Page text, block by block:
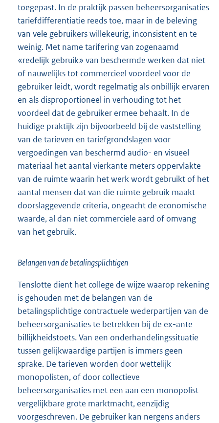
toegepast. In de praktijk passen beheersorganisaties
tariefdifferentiatie reeds toe, maar in de beleving
van vele gebruikers willekeurig, inconsistent en te
weinig. Met name tarifering van zogenaamd
«redelijk gebruik» van beschermde werken dat niet
of nauwelijks tot commercieel voordeel voor de
gebruiker leidt, wordt regelmatig als onbillijk ervaren
en als disproportioneel in verhouding tot het
voordeel dat de gebruiker ermee behaalt. In de
huidige praktijk zijn bijvoorbeeld bij de vaststelling
van de tarieven en tariefgrondslagen voor
vergoedingen van beschermd audio- en visueel
materiaal het aantal vierkante meters oppervlakte
van de ruimte waarin het werk wordt gebruikt of het
aantal mensen dat van die ruimte gebruik maakt
doorslaggevende criteria, ongeacht de economische
waarde, al dan niet commerciele aard of omvang
van het gebruik.
Belangen van de betalingsplichtigen
Tenslotte dient het college de wijze waarop rekening
is gehouden met de belangen van de
betalingsplichtige contractuele wederpartijen van de
beheersorganisaties te betrekken bij de ex-ante
billijkheidstoets. Van een onderhandelingssituatie
tussen gelijkwaardige partijen is immers geen
sprake. De tarieven worden door wettelijk
monopolisten, of door collectieve
beheersorganisaties met een aan een monopolist
vergelijkbare grote marktmacht, eenzijdig
voorgeschreven. De gebruiker kan nergens anders